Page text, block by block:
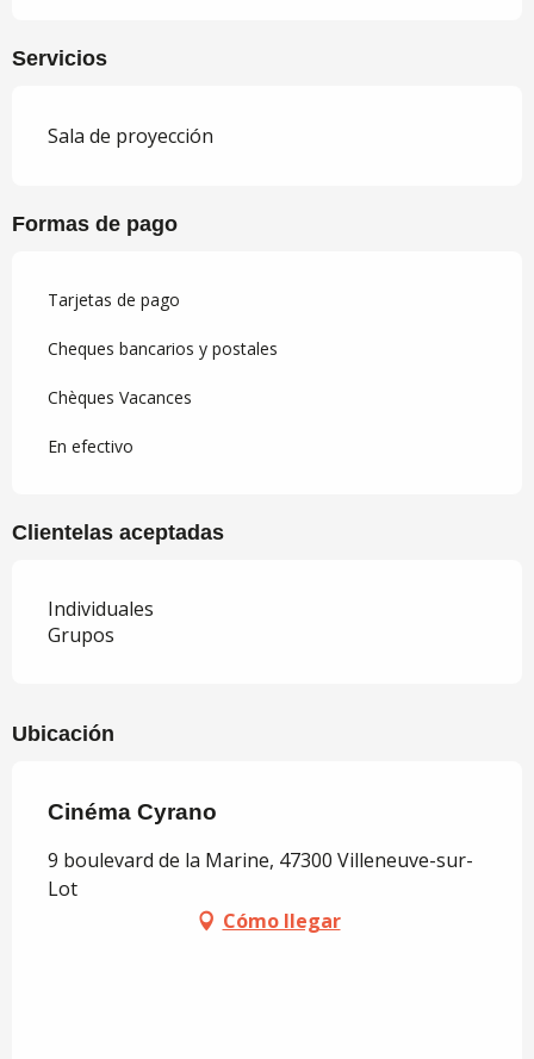
Servicios
Sala de proyección
Formas de pago
Tarjetas de pago
Cheques bancarios y postales
Chèques Vacances
En efectivo
Clientelas aceptadas
Individuales
Grupos
Ubicación
Cinéma Cyrano
9 boulevard de la Marine, 47300 Villeneuve-sur-
Lot
Cómo llegar